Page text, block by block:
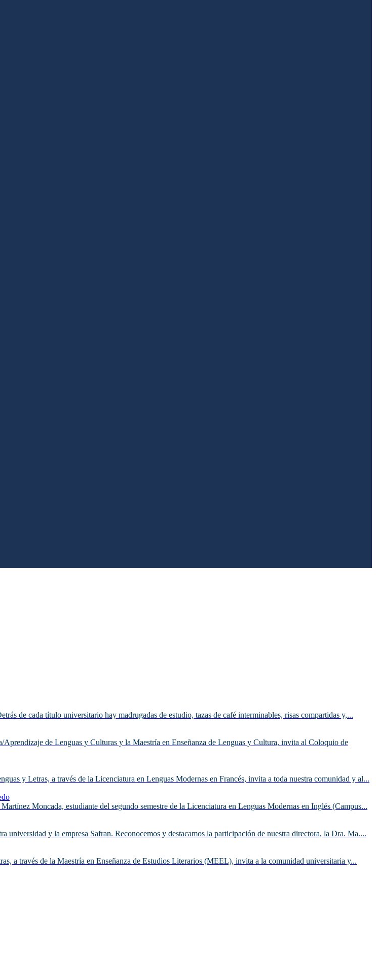
de cada título universitario hay madrugadas de estudio, tazas de café interminables, risas compartidas y,...
de Lenguas y Culturas y la Maestría en Enseñanza de Lenguas y Cultura, invita al Coloquio de
y Letras, a través de la Licenciatura en Lenguas Modernas en Francés, invita a toda nuestra comunidad y al...
Moncada, estudiante del segundo semestre de la Licenciatura en Lenguas Modernas en Inglés (Campus...
universidad y la empresa Safran. Reconocemos y destacamos la participación de nuestra directora, la Dra. Ma....
a través de la Maestría en Enseñanza de Estudios Literarios (MEEL), invita a la comunidad universitaria y...